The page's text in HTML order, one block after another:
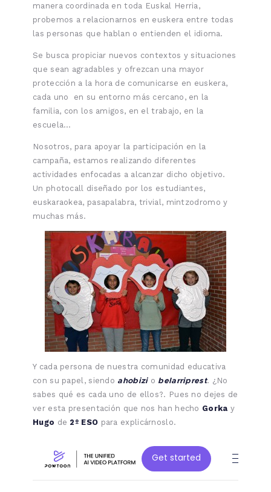
manera coordinada en toda Euskal Herria,
probemos a relacionarnos en euskera entre todas
las personas que hablan o entienden el idioma.
Se busca propiciar nuevos contextos y situaciones
que sean agradables y ofrezcan una mayor
protección a la hora de comunicarse en euskera,
cada uno en su entorno más cercano, en la
familia, con los amigos, en el trabajo, en la
escuela…
Nosotros, para apoyar la participación en la
campaña, estamos realizando diferentes
actividades enfocadas a alcanzar dicho objetivo.
Un photocall diseñado por los estudiantes,
euskaraokea, pasapalabra, trivial, mintzodromo y
muchas más.
Y cada persona de nuestra comunidad educativa
con su papel, siendo ahobizio belarriprest. ¿No
sabes qué es cada uno de ellos?. Pues no dejes de
ver esta presentación que nos han hecho Gorka y
Hugo de 2º ESO para explicárnoslo.